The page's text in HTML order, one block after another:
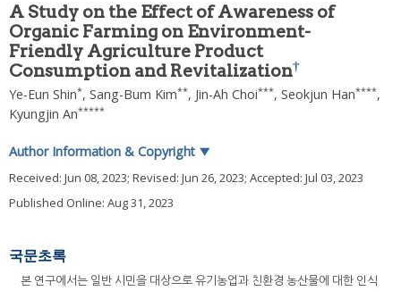
A Study on the Effect of Awareness of
Organic Farming on Environment-
Friendly Agriculture Product
Consumption and Revitalization†
Ye-Eun Shin*, Sang-Bum Kim**, Jin-Ah Choi***, Seokjun Han****,
Kyungjin An*****
Author Information & Copyright ▼
Received: Jun 08, 2023; Revised: Jun 26, 2023; Accepted: Jul 03, 2023
Published Online: Aug 31, 2023
국문초록
본 연구에서는 일반 시민을 대상으로 유기농업과 친환경 농산물에 대한 인식